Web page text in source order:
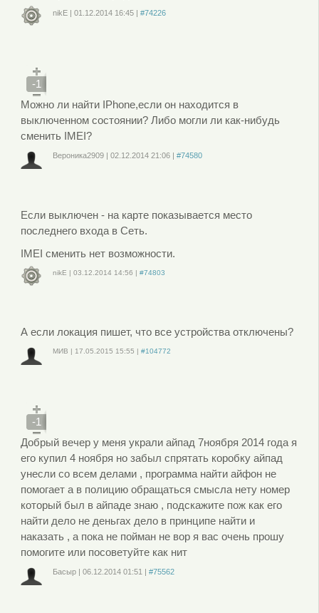
nikE |01.12.2014 16:45 |#74226
-1
Можно ли найти IPhone,если он находится в
выключенном состоянии? Либо могли ли как-нибудь
сменить IMEI?
Вероника2909 |02.12.2014 21:06 |#74580
Если выключен - на карте показывается место
последнего входа в Сеть.
IMEI сменить нет возможности.
nikE |03.12.2014 14:56 |#74803
А если локация пишет, что все устройства отключены?
МИВ | 17.05.2015 15:55 |#104772
-1
Добрый вечер у меня украли айпад 7ноября 2014 года я
его купил 4 ноября но забыл спрятать коробку айпад
унесли со всем делами , программа найти айфон не
помогает а в полицию обращаться смысла нету номер
который был в айпаде знаю , подскажите пож как его
найти дело не деньгах дело в принципе найти и
наказать , а пока не пойман не вор я вас очень прошу
помогите или посоветуйте как нит
Басыр |06.12.2014 01:51 |#75562